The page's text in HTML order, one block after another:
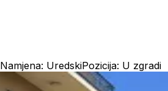
Namjena: UredskiPozicija: U zgradi